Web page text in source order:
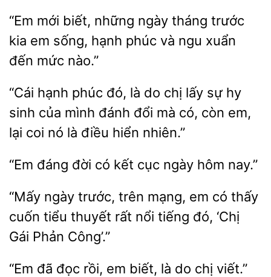
“Em
biết, những ngày tháng trước
kia
sống, hạnh phúc
ngu xuẩn
đến mức nào.”
hạnh phúc đó, là do chị lấy sự hy
sinh của mình
đổi mà có, còn em,
lại coi nó là điều hiển
“Em đời có kết ngày nay.”
“Mấy ngày trên mạng, em
thấy
cuốn tiểu thuyết rất nổi tiếng đó, ‘Chị
Phản Công’.”
“Em đã đọc rồi, biết, do viết.”